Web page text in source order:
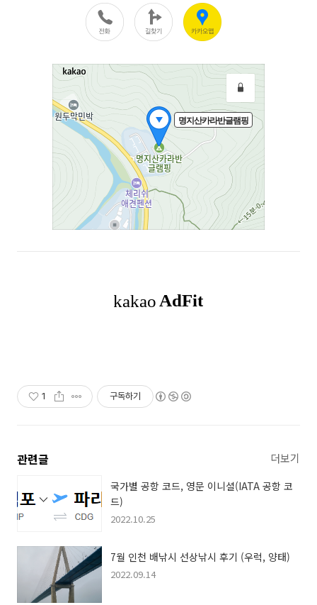
1 구독하기
관련글 더보기
국가별 공항 코드, 영문 이니셜(IATA 공항 코
드)
2022.10.25
7월 인천 배낚시 선상낚시 후기 (우럭, 양태)
2022.09.14